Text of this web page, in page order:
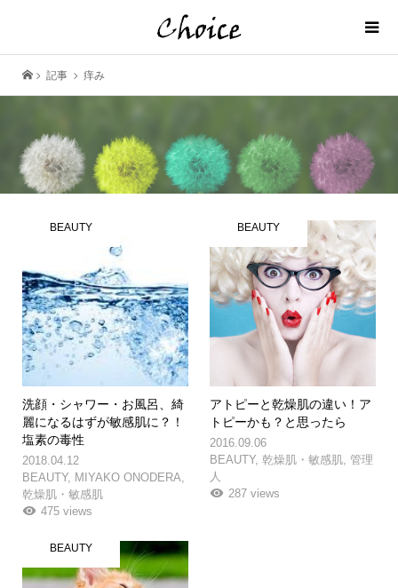
記事 痒み
BEAUTY
洗顔・シャワー・お風呂、綺
麗になるはずが敏感肌に？！
塩素の毒性
2018.04.12
BEAUTY, MIYAKO ONODERA
乾燥肌・敏感肌
475 views
BEAUTY
アトピーと乾燥肌の違い！ア
トピーかも？と思ったら
2016.09.06
BEAUTY,乾燥肌・敏感肌 ,管理
人
287 views
BEAUTY